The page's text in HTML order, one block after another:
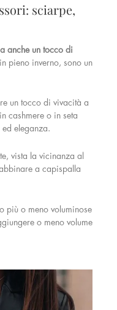
sciarpe,
anche un tocco di
pieno inverno, sono un
un tocco di vivacità a
cashmere o in seta
eleganza.
vista la vicinanza al
a capispalla
più o meno voluminose
o meno volume